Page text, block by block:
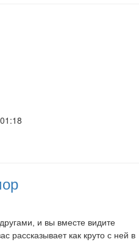
и вы вместе видите
рассказывает как круто с ней в